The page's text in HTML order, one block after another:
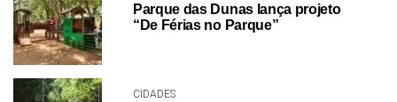
Parque das Dunas lança projeto
“De Férias no Parque”
CIDADES